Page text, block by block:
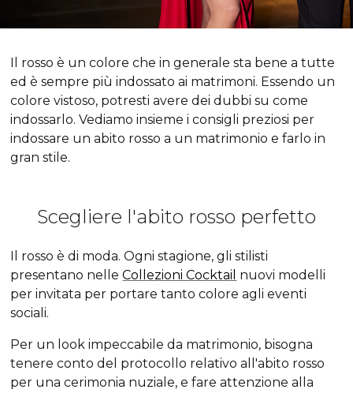
Il rosso è un colore che in generale sta bene a tutte
ed è sempre più indossato ai matrimoni. Essendo un
colore vistoso, potresti avere dei dubbi su come
indossarlo. Vediamo insieme i consigli preziosi per
indossare un abito rosso a un matrimonio e farlo in
gran stile.
Scegliere l'abito rosso perfetto
Il rosso è di moda. Ogni stagione, gli stilisti
presentano nelleCollezioni Cocktail nuovi modelli
per invitata per portare tanto colore agli eventi
sociali.
Per un look impeccabile da matrimonio, bisogna
tenere conto del protocollo relativo all'abito rosso
per una cerimonia nuziale, e fare attenzione alla